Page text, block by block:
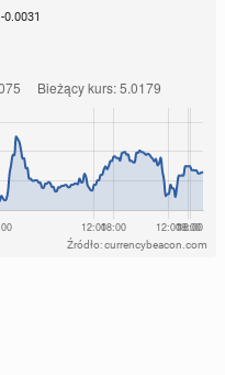
-0.0031
Źródło: currencybeacon.com